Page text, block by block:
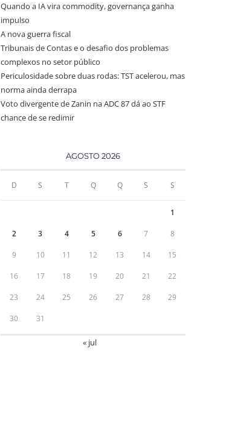
Quando a IA vira commodity, governança ganha
impulso
A nova guerra fiscal
Tribunais de Contas e o desafio dos problemas
complexos no setor público
Periculosidade sobre duas rodas: TST acelerou, mas
norma ainda derrapa
Voto divergente de Zanin na ADC 87 dá ao STF
chance de se redimir
AGOSTO 2026
D S T Q Q S S
1
2 3 4 5 6 7 8
9 10 11 12 13 14 15
16 17 18 19 20 21 22
23 24 25 26 27 28 29
30 31
« jul